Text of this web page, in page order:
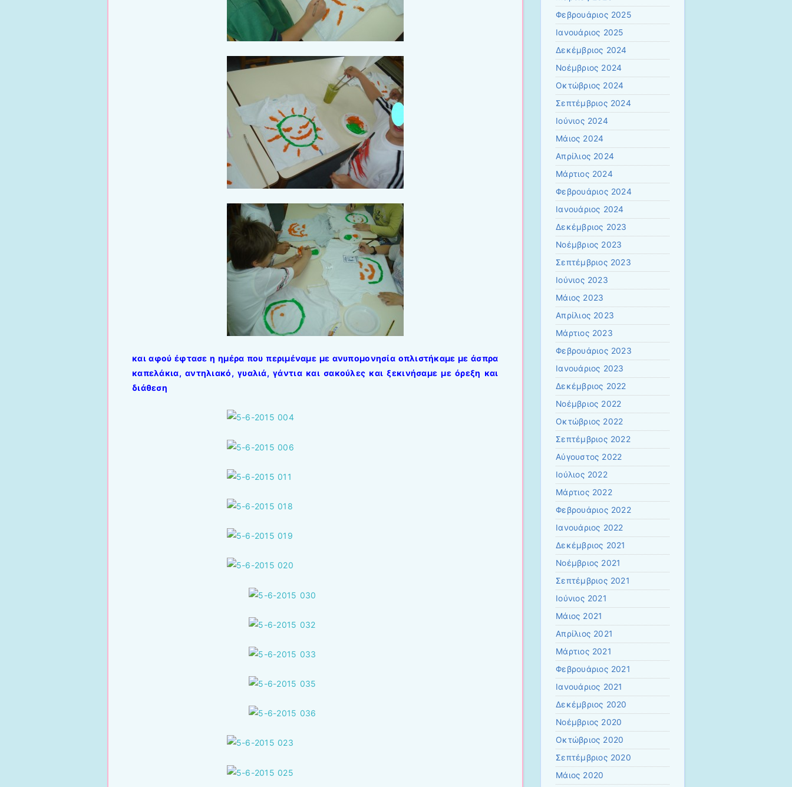
και αφού έφτασε η ημέρα που περιμέναμε με ανυπομονησία οπλιστήκαμε με άσπρα
καπελάκια, αντηλιακό, γυαλιά, γάντια και σακούλες και ξεκινήσαμε με όρεξη και
διάθεση
Φεβρουάριος 2025
Ιανουάριος 2025
Δεκέμβριος 2024
Νοέμβριος 2024
Οκτώβριος 2024
Σεπτέμβριος 2024
Ιούνιος 2024
Μάιος 2024
Απρίλιος 2024
Μάρτιος 2024
Φεβρουάριος 2024
Ιανουάριος 2024
Δεκέμβριος 2023
Νοέμβριος 2023
Σεπτέμβριος 2023
Ιούνιος 2023
Μάιος 2023
Απρίλιος 2023
Μάρτιος 2023
Φεβρουάριος 2023
Ιανουάριος 2023
Δεκέμβριος 2022
Νοέμβριος 2022
Οκτώβριος 2022
Σεπτέμβριος 2022
Αύγουστος 2022
Ιούλιος 2022
Μάρτιος 2022
Φεβρουάριος 2022
Ιανουάριος 2022
Δεκέμβριος 2021
Νοέμβριος 2021
Σεπτέμβριος 2021
Ιούνιος 2021
Μάιος 2021
Απρίλιος 2021
Μάρτιος 2021
Φεβρουάριος 2021
Ιανουάριος 2021
Δεκέμβριος 2020
Νοέμβριος 2020
Οκτώβριος 2020
Σεπτέμβριος 2020
Μάιος 2020